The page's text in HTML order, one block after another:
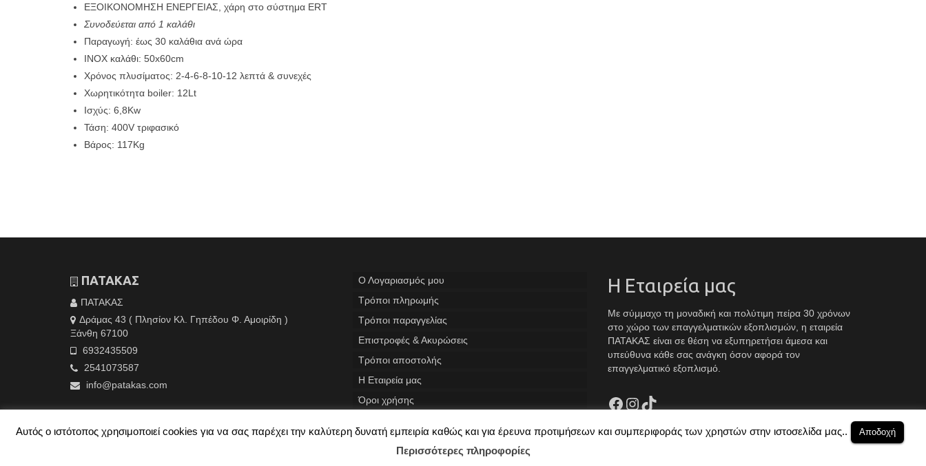
ΕΞΟΙΚΟΝΟΜΗΣΗ ΕΝΕΡΓΕΙΑΣ, χάρη στο σύστημα ERT
Συνοδεύεται από 1 καλάθι
Παραγωγή: έως 30 καλάθια ανά ώρα
INOX καλάθι: 50x60cm
Χρόνος πλυσίματος: 2-4-6-8-10-12 λεπτά & συνεχές
Χωρητικότητα boiler: 12Lt
Ισχύς: 6,8Kw
Τάση: 400V τριφασικό
Βάρος: 117Kg
ΠΑΤΑΚΑΣ
ΠΑΤΑΚΑΣ
Δράμας 43 ( Πλησίον Κλ. Γηπέδου Φ. Αμοιρίδη )
Ξάνθη 67100
6932435509
2541073587
info@patakas.com
Ο Λογαριασμός μου
Tρόποι πληρωμής
Τρόποι παραγγελίας
Επιστροφές & Ακυρώσεις
Τρόποι αποστολής
Η Εταιρεία μας
Όροι χρήσης
Η Εταιρεία μας
Με σύμμαχο τη μοναδική και πολύτιμη πείρα 30 χρόνων
στο χώρο των επαγγελματικών εξοπλισμών, η εταιρεία
ΠΑΤΑΚΑΣ είναι σε θέση να εξυπηρετήσει άμεσα και
υπεύθυνα κάθε σας ανάγκη όσον αφορά τον
επαγγελματικό εξοπλισμό.
Facebook
Instagram
TikTok
Αυτός ο ιστότοπος χρησιμοποιεί cookies για να σας παρέχει την καλύτερη δυνατή εμπειρία καθώς και για έρευνα προτιμήσεων και συμπεριφοράς των χρηστών στην ιστοσελίδα μας.. Αποδοχή
Περισσότερες πληροφορίες